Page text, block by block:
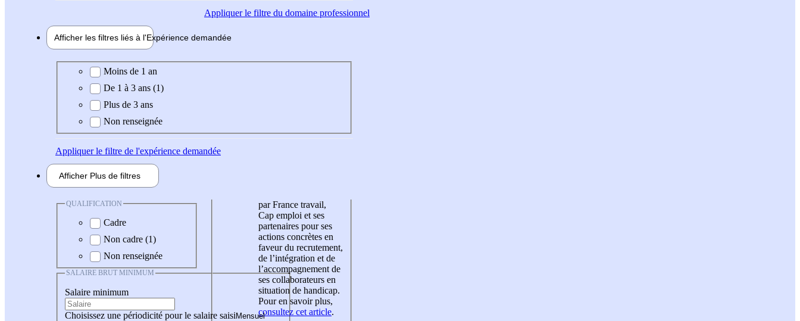
Appliquerle filtre du domaine professionnel
Afficher les filtres liés à l'Expérience demandée
Expérience demandée
Moins de 1 an
De 1 à 3 ans (1)
Plus de 3 ans
Non renseignée
Appliquerle filtre de l'expérience demandée
Afficher Plus de filtres
QUALIFICATION
Cadre
Non cadre (1)
Non renseignée
SALAIRE BRUT MINIMUM
Salaire minimum
Choisissez une périodicité pour le salaire saisi
par France travail,
Cap emploi et ses
partenaires pour ses
actions concrètes en
faveur du recrutement,
de l’intégration et de
l’accompagnement de
ses collaborateurs en
situation de handicap.
Pour en savoir plus,
consultez cet article.